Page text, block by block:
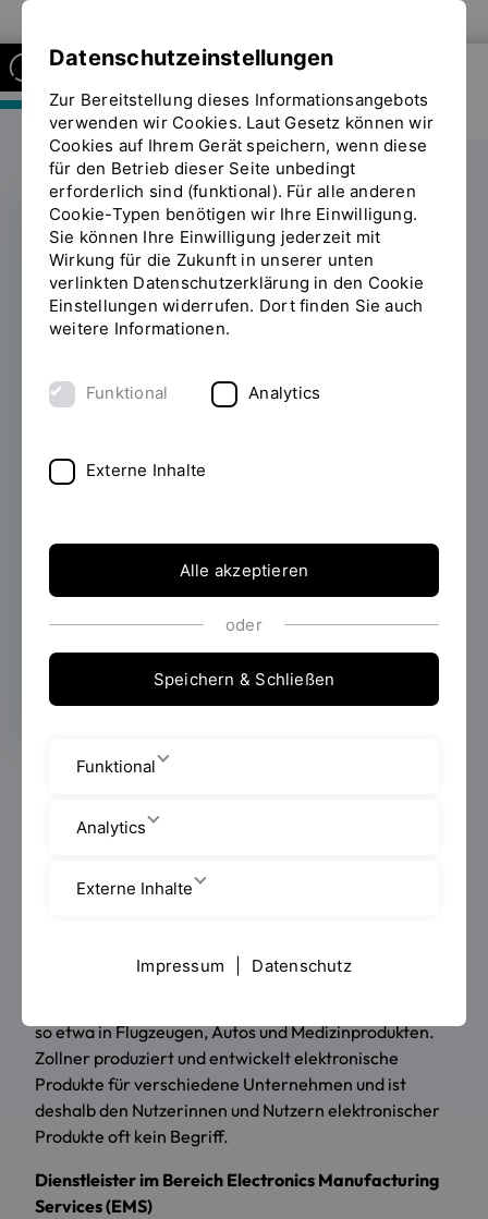
FAKULTÄT MASCHINENBAU
Digitale
Transformation in der
Prozessplanung
02.01.2020Wie sehen die
sprach Gastdozent Tobias Traurig von der
Am 25. November 2019 diskutierte Tobias Traurig von
„Digitale Fabrikplanung“ von Prof. Stefan Galka über
digitale Prozessplanung.
den Top 15 EMS-Dienstleister (Electronics
Manufacturing Services) weltweit. Von Zollner
so etwa in Flugzeugen, Autos und Medizinprodukten.
Zollner produziert und entwickelt elektronische
Produkte für verschiedene Unternehmen und ist
deshalb den Nutzerinnen und Nutzern elektronischer
Produkte oft kein Begriff.
Dienstleister im Bereich Electronics Manufacturing
Services (EMS)
Datenschutzeinstellungen
Zur Bereitstellung dieses Informationsangebots
verwenden wir Cookies. Laut Gesetz können wir
Cookies auf Ihrem Gerät speichern, wenn diese
für den Betrieb dieser Seite unbedingt
erforderlich sind (funktional). Für alle anderen
Cookie-Typen benötigen wir Ihre Einwilligung.
Sie können Ihre Einwilligung jederzeit mit
Wirkung für die Zukunft in unserer unten
verlinkten Datenschutzerklärung in den Cookie
Einstellungen widerrufen. Dort finden Sie auch
weitere Informationen.
Funktional Analytics
Externe Inhalte
Alle akzeptieren
oder
Speichern & Schließen
Funktional
Analytics
Externe Inhalte
Impressum Datenschutz